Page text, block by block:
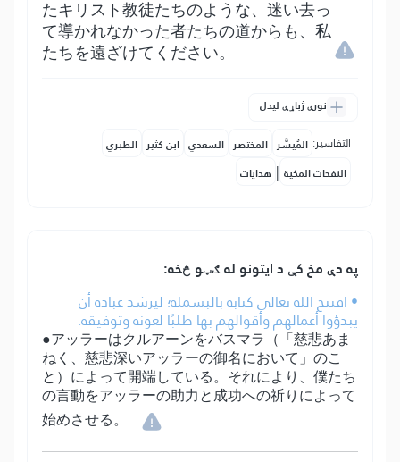
たキリスト教徒たちのような、迷い去っ
て導かれなかった者たちの道からも、私
たちを遠ざけてください。
نورې ژباړې لیدل
التفاسير: المُيسَّر المختصر السعدي ابن كثير الطبري
النفحات المكية | هدايات
په دې مخ کې د ایتونو له ګټو څخه:
• افتتح الله تعالى كتابه بالبسملة؛ ليرشد عباده أن
يبدؤوا أعمالهم وأقوالهم بها طلبًا لعونه وتوفيقه.
●アッラーはクルアーンをバスマラ（「慈悲あま
ねく、慈悲深いアッラーの御名において」のこ
と）によって開端している。それにより、僕たち
の言動をアッラーの助力と成功への祈りによって
始めさせる。